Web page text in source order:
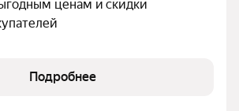
ценам и скидки
Подробнее